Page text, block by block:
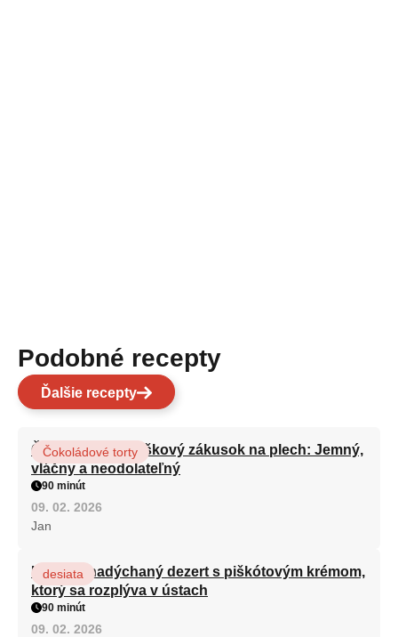
Podobné recepty
Ďalšie recepty
Čokoládovo-orieškový zákusok na plech: Jemný,
vláčny a neodolateľný
Čokoládové torty
90 minút
09. 02. 2026
Jan
Ľahký a nadýchaný dezert s piškótovým krémom,
ktorý sa rozplýva v ústach
desiata
90 minút
09. 02. 2026